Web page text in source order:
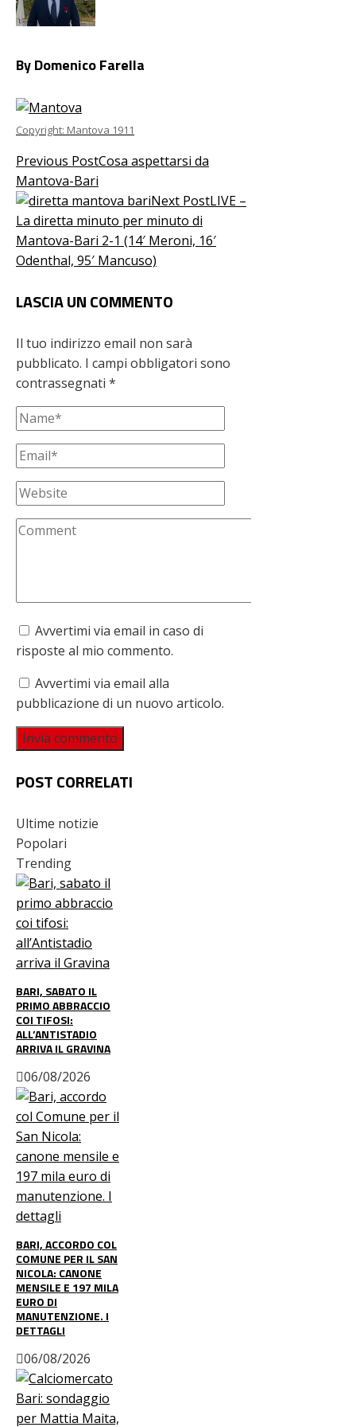
By Domenico Farella
Copyright: Mantova 1911
Previous PostCosa aspettarsi da
Mantova-Bari
Next PostLIVE –
La diretta minuto per minuto di
Mantova-Bari 2-1 (14′ Meroni, 16′
Odenthal, 95′ Mancuso)
LASCIA UN COMMENTO
Il tuo indirizzo email non sarà
pubblicato. I campi obbligatori sono
contrassegnati *
Avvertimi via email in caso di
risposte al mio commento.
Avvertimi via email alla
pubblicazione di un nuovo articolo.
POST CORRELATI
Ultime notizie
Popolari
Trending
BARI, SABATO IL
PRIMO ABBRACCIO
COI TIFOSI:
ALL’ANTISTADIO
ARRIVA IL GRAVINA
06/08/2026
BARI, ACCORDO COL
COMUNE PER IL SAN
NICOLA: CANONE
MENSILE E 197 MILA
EURO DI
MANUTENZIONE. I
DETTAGLI
06/08/2026